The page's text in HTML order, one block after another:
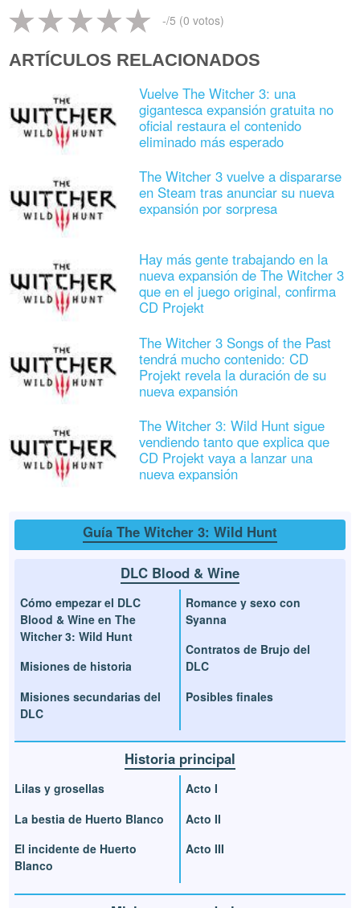
-/5 (0 votos)
ARTÍCULOS RELACIONADOS
Vuelve The Witcher 3: una
gigantesca expansión gratuita no
oficial restaura el contenido
eliminado más esperado
The Witcher 3 vuelve a dispararse
en Steam tras anunciar su nueva
expansión por sorpresa
Hay más gente trabajando en la
nueva expansión de The Witcher 3
que en el juego original, confirma
CD Projekt
The Witcher 3 Songs of the Past
tendrá mucho contenido: CD
Projekt revela la duración de su
nueva expansión
The Witcher 3: Wild Hunt sigue
vendiendo tanto que explica que
CD Projekt vaya a lanzar una
nueva expansión
Guía The Witcher 3: Wild Hunt
DLC Blood & Wine
Cómo empezar el DLC
Blood & Wine en The
Witcher 3: Wild Hunt
Misiones de historia
Misiones secundarias del
DLC
Romance y sexo con
Syanna
Contratos de Brujo del
DLC
Posibles finales
Historia principal
Lilas y grosellas
La bestia de Huerto Blanco
El incidente de Huerto
Blanco
Acto I
Acto II
Acto III